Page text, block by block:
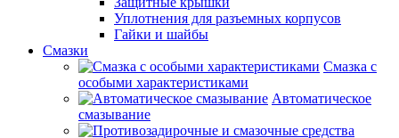
Уплотнения для разъемных корпусов
Гайки и шайбы
Смазки
Смазка с
особыми характеристиками
Автоматическое
смазывание